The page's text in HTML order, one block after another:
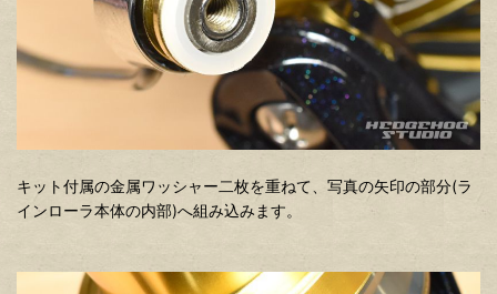
キット付属の金属ワッシャー二枚を重ねて、写真の矢印の部分(ラ
インローラ本体の内部)へ組み込みます。